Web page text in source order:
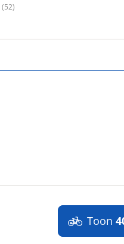
(52)
Toon